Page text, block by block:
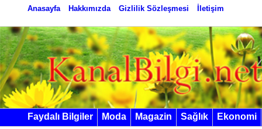
Anasayfa Hakkımızda Gizlilik Sözleşmesi İletişim
Faydalı Bilgiler Moda Magazin Sağlık Ekonomi